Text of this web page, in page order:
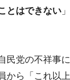
とはできない
民党の不祥事
から「これ以